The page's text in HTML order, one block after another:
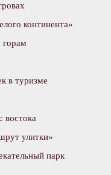
континента»
в туризме
востока
улитки»
парк